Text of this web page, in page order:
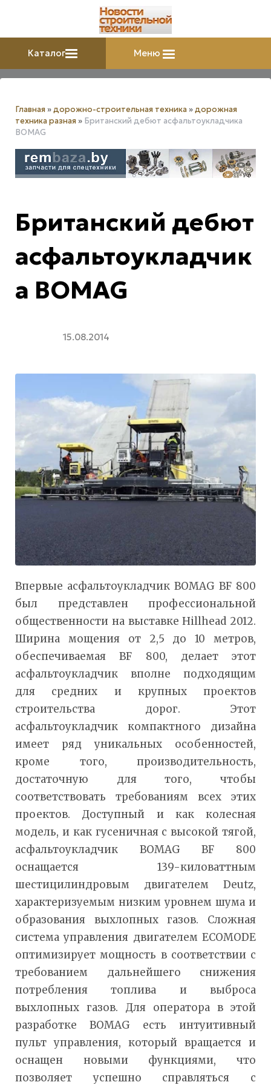
Каталог Меню
Главная »дорожно-строительная техника »дорожная
техника разная » Британский дебют асфальтоукладчика
BOMAG
Британский дебют
асфальтоукладчик
а BOMAG
15.08.2014
Впервые асфальтоукладчик BOMAG BF 800
был представлен профессиональной
общественности на выставке Hillhead 2012.
Ширина мощения от 2,5 до 10 метров,
обеспечиваемая BF 800, делает этот
асфальтоукладчик вполне подходящим
для средних и крупных проектов
строительства дорог. Этот
асфальтоукладчик компактного дизайна
имеет ряд уникальных особенностей,
кроме того, производительность,
достаточную для того, чтобы
соответствовать требованиям всех этих
проектов. Доступный и как колесная
модель, и как гусеничная с высокой тягой,
асфальтоукладчик BOMAG BF 800
оснащается 139-киловаттным
шестицилиндровым двигателем Deutz,
характеризуемым низким уровнем шума и
образования выхлопных газов. Сложная
система управления двигателем ECOMODE
оптимизирует мощность в соответствии с
требованием дальнейшего снижения
потребления топлива и выброса
выхлопных газов. Для оператора в этой
разработке BOMAG есть интуитивный
пульт управления, который вращается и
оснащен новыми функциями, что
позволяет успешно справляться с